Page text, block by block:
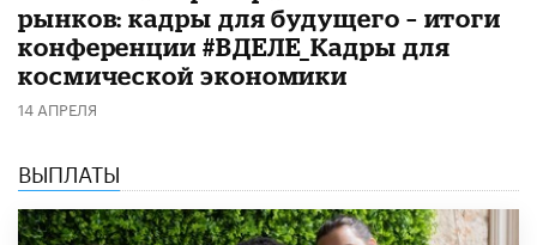
рынков: кадры для будущего – итоги
конференции #ВДЕЛЕ_Кадры для
космической экономики
14 АПРЕЛЯ
ВЫПЛАТЫ